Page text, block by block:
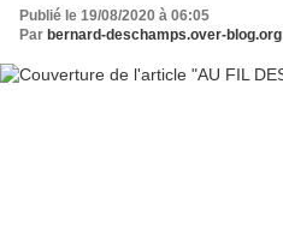
Publié le 19/08/2020 à 06:05
Par bernard-deschamps.over-blog.org